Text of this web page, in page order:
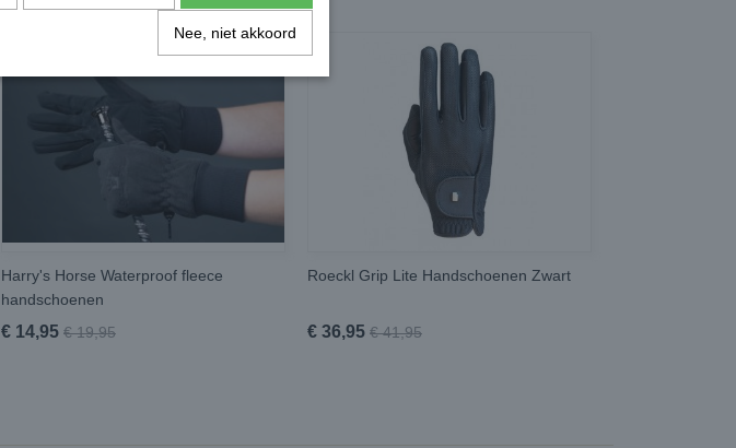
Harry's Horse Waterproof fleece
handschoenen
€ 14,95 € 19,95
Roeckl Grip Lite Handschoenen Zwart
€ 36,95 € 41,95
Nee, niet akkoord